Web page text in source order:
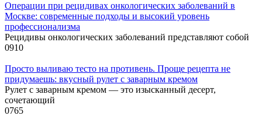
Операции при рецидивах онкологических заболеваний в
Москве: современные подходы и высокий уровень
профессионализма
Рецидивы онкологических заболеваний представляют собой
0910
Просто выливаю тесто на противень. Проще рецепта не
придумаешь: вкусный рулет с заварным кремом
Рулет с заварным кремом — это изысканный десерт,
сочетающий
0765